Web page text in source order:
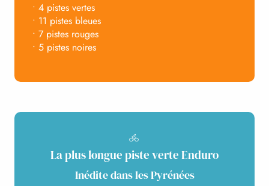
• 4 pistes vertes
• 11 pistes bleues
• 7 pistes rouges
• 5 pistes noires
La plus longue piste verte Enduro
Inédite dans les Pyrénées